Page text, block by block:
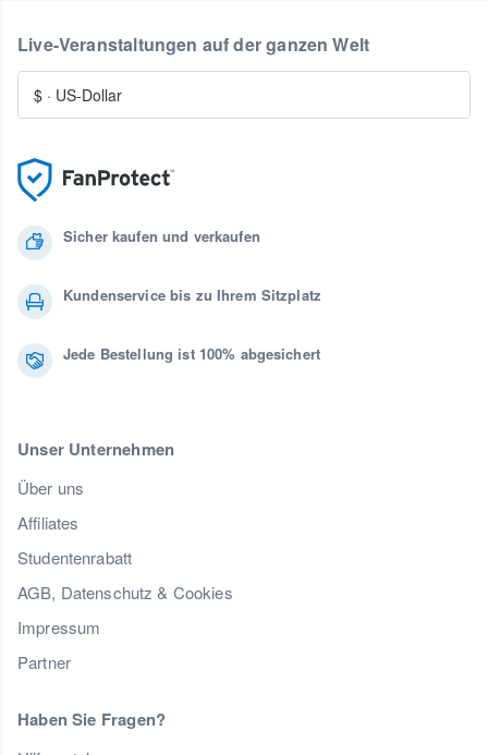
Sicher kaufen und verkaufen
Kundenservice bis zu Ihrem Sitzplatz
Jede Bestellung ist 100% abgesichert
Unser Unternehmen
Über uns
Affiliates
Studentenrabatt
AGB, Datenschutz & Cookies
Impressum
Partner
Haben Sie Fragen?
Live-Veranstaltungen auf der ganzen Welt
$ · US-Dollar